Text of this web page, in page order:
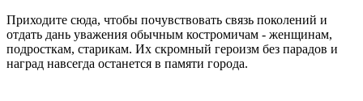
Приходите сюда, чтобы почувствовать связь поколений и
отдать дань уважения обычным костромичам - женщинам,
подросткам, старикам. Их скромный героизм без парадов и
наград навсегда останется в памяти города.